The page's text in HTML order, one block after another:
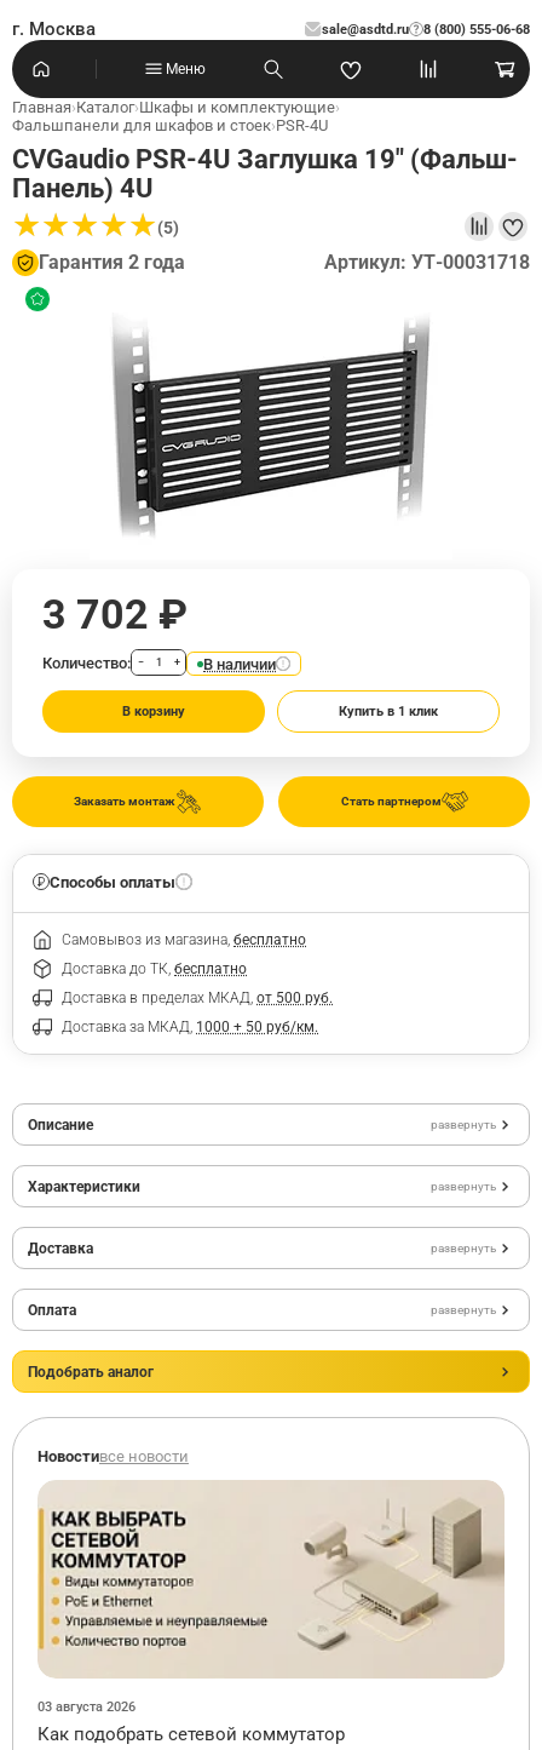
г. Москва sale@asdtd.ru 8 (800) 555-06-68
?
Меню
Главная›Каталог›Шкафы и комплектующие›
Фальшпанели для шкафов и стоек›PSR-4U
CVGaudio PSR-4U Заглушка 19" (Фальш-
Панель) 4U
★★★★★
★★★★★(5)
Гарантия 2 года Артикул: УТ-00031718
Стать партнером
Заказать монтаж
3 702 ₽
Количество: − + В наличии
В корзину Купить в 1 клик
Способы оплаты
Самовывоз из магазина, бесплатно
Доставка до ТК, бесплатно
Доставка в пределах МКАД, от 500 руб.
Доставка за МКАД, 1000 + 50 руб/км.
Описание развернуть
Характеристики развернуть
Доставка развернуть
Оплата развернуть
Подобрать аналог
Новостивсе новости
03 августа 2026
Как подобрать сетевой коммутатор